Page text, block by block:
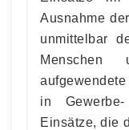
Ausnahme
unmittelbar
in
Einsätze, die